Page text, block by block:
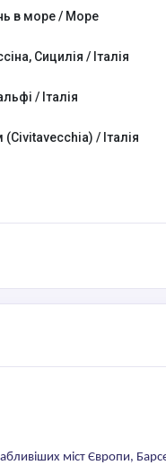
в море / Море
Сицилія / Італія
/ Італія
(Civitavecchia) / Італія
міст Європи,